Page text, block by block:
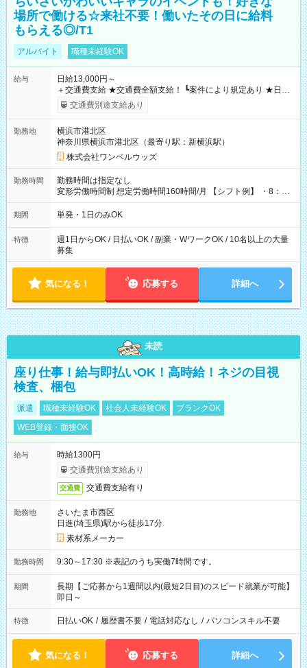
場所で働ける☆来社不要！働いたその日に給料
もらえる◎/T1
アルバイト 職種未経験OK
給与
日給13,000円～
＋交通費支給 ★交通費全額支給！ ┗案件により規定あり ★日払
いOK！（規定あり） ┗働いたその日に現金GET♪ お仕事後はコ
ンビニATMから 日払い分を引き落とせます！ 【試用期間】試
交通費別途支給あり
勤務地
横浜市港北区
神奈川県横浜市港北区（最寄り駅：新横浜駅）
株式会社ワンベルウッズ
勤務時間
勤務時間は指定なし
変形労働時間制 想定労働時間160時間/月 【シフト例】 ・8：00
～21：00
期間 単発・1日のみOK
特徴
週1日からOK / 日払いOK / 副業・WワークOK / 10名以上の大量
募集
気になる！ 応募する 詳細へ
未読
座り仕事！給与即払いOK！高時給！ネジの目視
検査、梱包
派遣 職種未経験OK 社会人未経験OK
ブランクOK
WEB登録・面接OK
給与
時給1300円
交通費別途支給あり
交通費 交通費支給有り
勤務地
さいたま市西区
日進(埼玉県)駅から徒歩17分
素材系メーカー
勤務時間 9:30～17:30 ※表記のうち実働7時間です。
期間
長期【ご応募から1週間以内(最短2日目)のスピード就業が可能】
即日～
特徴 日払いOK / 履歴書不要 / 電話対応なし / パソコンスキル不要
気になる！ 応募する 詳細へ